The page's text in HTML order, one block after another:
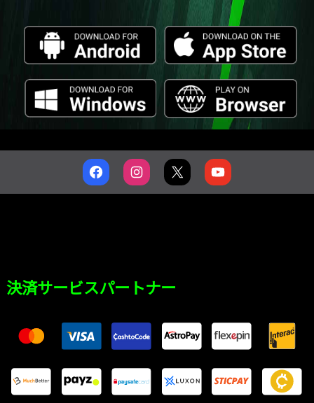
決済サービスパートナー